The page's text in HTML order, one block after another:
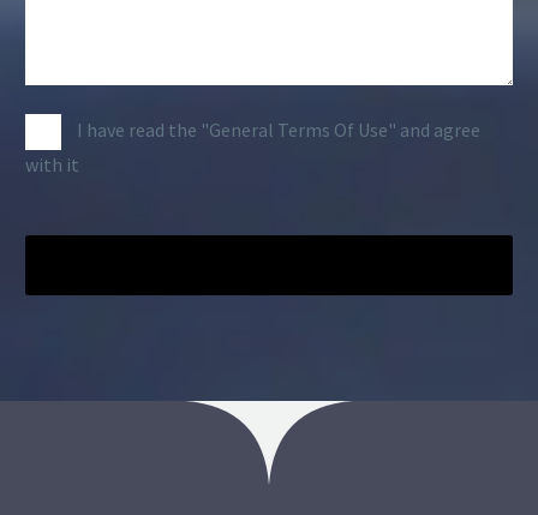
I have read the "General Terms Of Use" and agree
with it